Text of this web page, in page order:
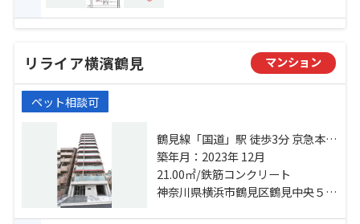
リライア横濱鶴見 マンション
ペット相談可
鶴見線「国道」駅 徒歩3分 京急本線
「花月総持寺」駅 徒歩6分 京浜東北
線「鶴見」駅 徒歩16分
築年月：2023年 12月
21.00㎡/鉄筋コンクリート
神奈川県横浜市鶴見区鶴見中央５丁目